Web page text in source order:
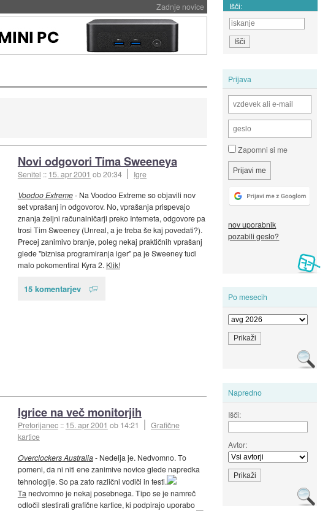
Zadnje novice Išči:
Prijava
Zapomni si me
nov uporabnik
pozabili geslo?
Po mesecih
Napredno
Išči:
Avtor:
Novi odgovori Tima Sweeneya
Senitel :: 15. apr 2001 ob 20:34
Igre
Voodoo Extreme- Na Voodoo Extreme so objavili nov
set vprašanj in odgovorov. No, vprašanja prispevajo
znanja željni računalničarji preko Interneta, odgovore pa
trosi Tim Sweeney (Unreal, a je treba še kaj povedati?).
Precej zanimivo branje, poleg nekaj praktičnih vprašanj
glede "biznisa programiranja iger" pa je Sweeney tudi
malo pokomentiral Kyra 2. Klik!
15 komentarjev
Igrice na več monitorjih
Pretorijanec :: 15. apr 2001 ob 14:21
Grafične
kartice
Overclockers Australia- Nedelja je. Nedvomno. To
pomeni, da ni niti ene zanimive novice glede napredka
tehnologije. So pa zato različni vodiči in testi.
Ta nedvomno je nekaj posebnega. Tipo se je namreč
odločil stestirati grafične kartice, ki podpirajo uporabo